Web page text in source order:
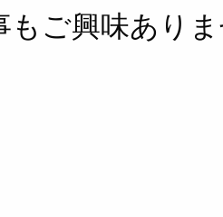
もご興味あり